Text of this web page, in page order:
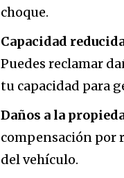
choque.
Capacidad
Puedes reclamar
tu capacidad para
Daños a la
compensación por
del vehículo.